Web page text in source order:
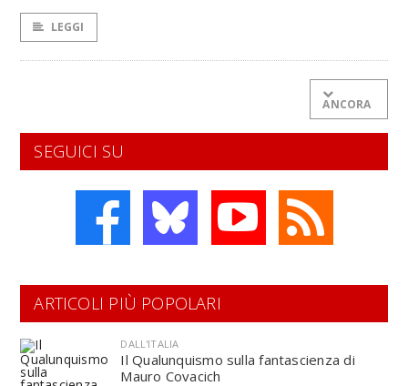
LEGGI
ANCORA
SEGUICI SU
ARTICOLI PIÙ POPOLARI
DALL'ITALIA
Il Qualunquismo sulla fantascienza di
Mauro Covacich